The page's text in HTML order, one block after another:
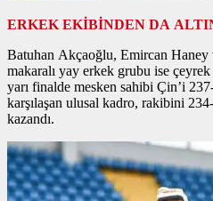
ERKEK EKİBİNDEN DA
Batuhan Akçaoğlu, Emircan Haney
makaralı yay erkek grubu ise
yarı finalde mesken sahibi Çin’i
karşılaşan ulusal kadro, rakibini
kazandı.